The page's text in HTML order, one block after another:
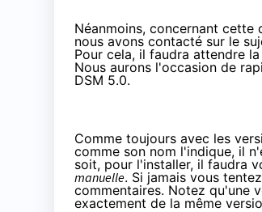
Néanmoins, concernant cette
nous avons contacté sur le
Pour cela, il faudra attendre
Nous aurons l'occasion de
DSM 5.0.
Comme toujours avec les
comme son nom l'indique, il
soit, pour l'installer, il faudra
manuelle. Si jamais vous
commentaires. Notez qu'une
exactement de la même